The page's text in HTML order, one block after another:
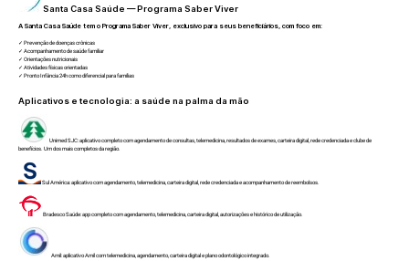
Santa Casa Saúde — Programa Saber Viver
A Santa Casa Saúde tem o Programa Saber Viver, exclusivo para seus beneficiários, com foco em:
✓ Prevenção de doenças crônicas
✓ Acompanhamento de saúde familiar
✓ Orientações nutricionais
✓ Atividades físicas orientadas
✓ Pronto Infância 24h como diferencial para famílias
Aplicativos e tecnologia: a saúde na palma da mão
Unimed SJC: aplicativo completo com agendamento de consultas, telemedicina, resultados de exames, carteira digital, rede credenciada e clube de
benefícios. Um dos mais completos da região.
Sul América: aplicativo com agendamento, telemedicina, carteira digital, rede credenciada e acompanhamento de reembolsos.
Bradesco Saúde: app completo com agendamento, telemedicina, carteira digital, autorizações e histórico de utilização.
Amil: aplicativo Amil com telemedicina, agendamento, carteira digital e plano odontológico integrado.